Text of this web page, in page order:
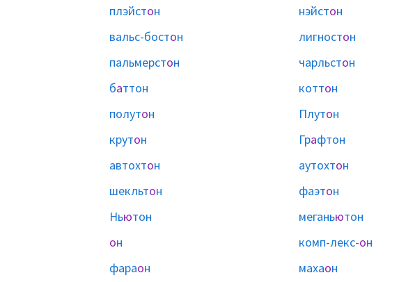
плэйстон нэйстон
вальс-бостон лигностон
пальмерстон чарльстон
баттон коттон
полутон Плутон
крутон Графтон
автохтон аутохтон
шекльтон фаэтон
Ньютон меганьютон
он комп-лекс-он
фараон махаон